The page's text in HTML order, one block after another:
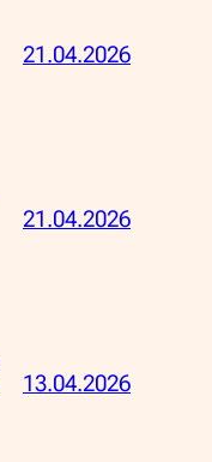
21.04.2026
21.04.2026
13.04.2026